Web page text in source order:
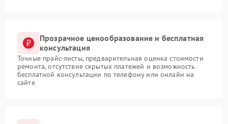
Прозрачное ценообразование и бесплатная
консультация
Точные прайс-листы, предварительная оценка стоимости
ремонта, отсутствие скрытых платежей и возможность
бесплатной консультации по телефону или онлайн на
сайте